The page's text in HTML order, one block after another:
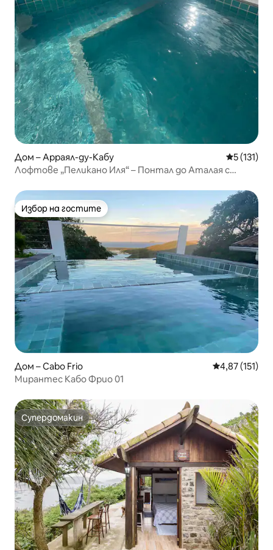
Дом – Арраял-ду-Кабу Средна
5 (131)
Лофтове „Пеликано Иля“ – Понтал до Аталая с
Избор на гостите
Избор на гостите
Дом – Cabo Frio Средна
4,87 (151)
Мирантес Кабо Фрио 01
Супердомакин
Супердомакин